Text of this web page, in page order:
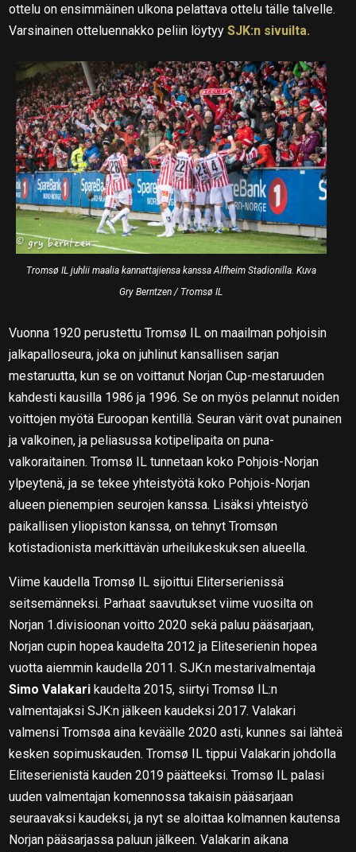
ottelu on ensimmäinen ulkona pelattava ottelu tälle talvelle.
Varsinainen otteluennakko peliin löytyySJK:n sivuilta.
Tromsø IL juhlii maalia kannattajiensa kanssa Alfheim Stadionilla. Kuva
Gry Berntzen / Tromsø IL
Vuonna 1920 perustettu Tromsø IL on maailman pohjoisin
jalkapalloseura, joka on juhlinut kansallisen sarjan
mestaruutta, kun se on voittanut Norjan Cup-mestaruuden
kahdesti kausilla 1986 ja 1996. Se on myös pelannut noiden
voittojen myötä Euroopan kentillä. Seuran värit ovat punainen
ja valkoinen, ja peliasussa kotipelipaita on puna-
valkoraitainen. Tromsø IL tunnetaan koko Pohjois-Norjan
ylpeytenä, ja se tekee yhteistyötä koko Pohjois-Norjan
alueen pienempien seurojen kanssa. Lisäksi yhteistyö
paikallisen yliopiston kanssa, on tehnyt Tromsøn
kotistadionista merkittävän urheilukeskuksen alueella.
Viime kaudella Tromsø IL sijoittui Eliterserienissä
seitsemänneksi. Parhaat saavutukset viime vuosilta on
Norjan 1.divisioonan voitto 2020 sekä paluu pääsarjaan,
Norjan cupin hopea kaudelta 2012 ja Eliteserienin hopea
vuotta aiemmin kaudella 2011. SJK:n mestarivalmentaja
Simo Valakari kaudelta 2015, siirtyi Tromsø IL:n
valmentajaksi SJK:n jälkeen kaudeksi 2017. Valakari
valmensi Tromsøa aina keväälle 2020 asti, kunnes sai lähteä
kesken sopimuskauden. Tromsø IL tippui Valakarin johdolla
Eliteserienistä kauden 2019 päätteeksi. Tromsø IL palasi
uuden valmentajan komennossa takaisin pääsarjaan
seuraavaksi kaudeksi, ja nyt se aloittaa kolmannen kautensa
Norjan pääsarjassa paluun jälkeen. Valakarin aikana